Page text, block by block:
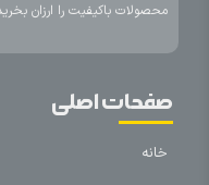
محصولات باکیفیت را ارزان
صفحات اصلی
خانه